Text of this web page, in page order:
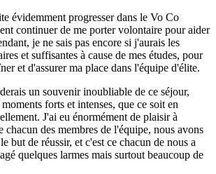
évidemment progresser dans le Vo Co
continuer de me porter volontaire pour aider
je ne sais pas encore si j'aurais les
et suffisantes à cause de mes études, pour
et d'assurer ma place dans l'équipe d'élite.
un souvenir inoubliable de ce séjour,
forts et intenses, que ce soit en
J'ai eu énormément de plaisir à
chacun des membres de l'équipe, nous avons
but de réussir, et c'est ce chacun de nous a
quelques larmes mais surtout beaucoup de